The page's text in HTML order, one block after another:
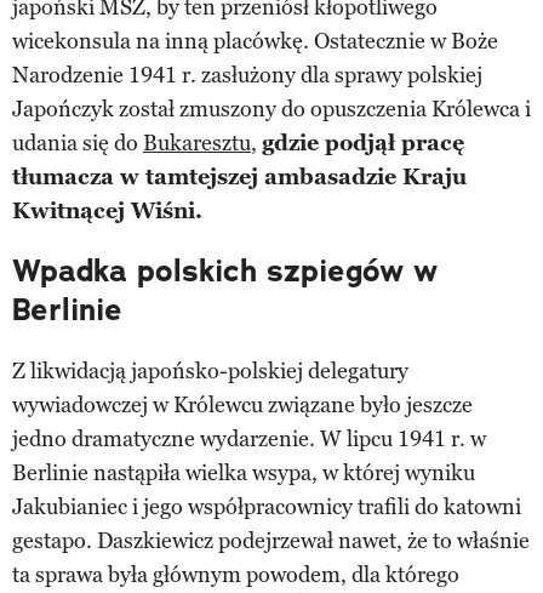
japoński MSZ, by ten przeniósł kłopotliwego
wicekonsula na inną placówkę. Ostatecznie w Boże
Narodzenie 1941 r. zasłużony dla sprawy polskiej
Japończyk został zmuszony do opuszczenia Królewca i
udania się do Bukaresztu, gdzie podjął pracę
tłumacza w tamtejszej ambasadzie Kraju
Kwitnącej Wiśni.
Wpadka polskich szpiegów w
Berlinie
Z likwidacją japońsko-polskiej delegatury
wywiadowczej w Królewcu związane było jeszcze
jedno dramatyczne wydarzenie. W lipcu 1941 r. w
Berlinie nastąpiła wielka wsypa, w której wyniku
Jakubianiec i jego współpracownicy trafili do katowni
gestapo. Daszkiewicz podejrzewał nawet, że to właśnie
ta sprawa była głównym powodem, dla którego